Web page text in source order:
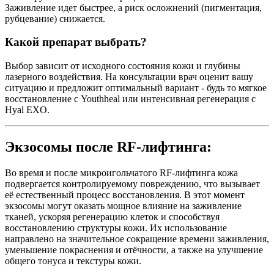
Заживление идет быстрее, а риск осложнений (пигментация,
рубцевание) снижается.
Какой препарат выбрать?
Выбор зависит от исходного состояния кожи и глубины
лазерного воздействия. На консультации врач оценит вашу
ситуацию и предложит оптимальный вариант - будь то мягкое
восстановление с Youthheal или интенсивная регенерация с
Hyal EXO.
Экзосомы после RF-лифтинга:
Во время и после микроигольчатого RF-лифтинга кожа
подвергается контролируемому повреждению, что вызывает
её естественный процесс восстановления. В этот момент
экзосомы могут оказать мощное влияние на заживление
тканей, ускоряя регенерацию клеток и способствуя
восстановлению структуры кожи. Их использование
направлено на значительное сокращение времени заживления,
уменьшение покраснения и отёчности, а также на улучшение
общего тонуса и текстуры кожи.